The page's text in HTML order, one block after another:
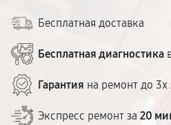
Бесплатная доставка
Бесплатная диагностика
Гарантия на ремонт до 3х
Экспресс ремонт за 20